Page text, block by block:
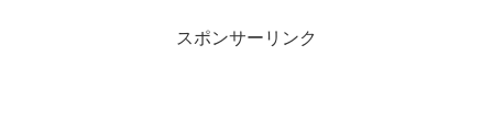
スポンサーリンク